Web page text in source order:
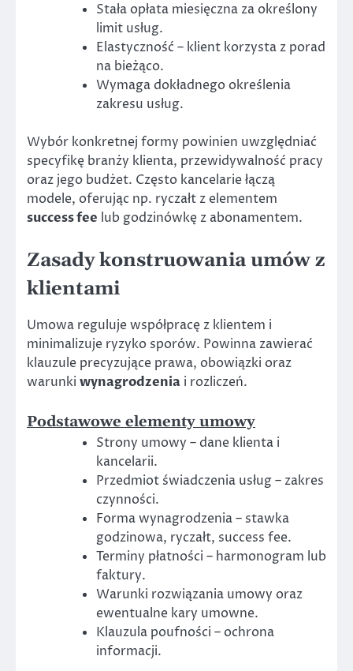
Stała opłata miesięczna za określony
limit usług.
Elastyczność – klient korzysta z porad
na bieżąco.
Wymaga dokładnego określenia
zakresu usług.
Wybór konkretnej formy powinien uwzględniać
specyfikę branży klienta, przewidywalność pracy
oraz jego budżet. Często kancelarie łączą
modele, oferując np. ryczałt z elementem
success fee lub godzinówkę z abonamentem.
Zasady konstruowania umów z
klientami
Umowa reguluje współpracę z klientem i
minimalizuje ryzyko sporów. Powinna zawierać
klauzule precyzujące prawa, obowiązki oraz
warunki wynagrodzenia i rozliczeń.
Podstawowe elementy umowy
Strony umowy – dane klienta i
kancelarii.
Przedmiot świadczenia usług – zakres
czynności.
Forma wynagrodzenia – stawka
godzinowa, ryczałt, success fee.
Terminy płatności – harmonogram lub
faktury.
Warunki rozwiązania umowy oraz
ewentualne kary umowne.
Klauzula poufności – ochrona
informacji.